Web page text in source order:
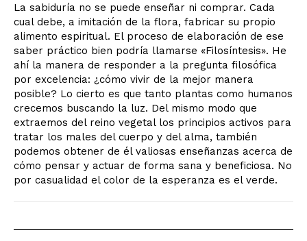
La sabiduría no se puede enseñar ni comprar. Cada
cual debe, a imitación de la flora, fabricar su propio
alimento espiritual. El proceso de elaboración de ese
saber práctico bien podría llamarse «Filosíntesis». He
ahí la manera de responder a la pregunta filosófica
por excelencia: ¿cómo vivir de la mejor manera
posible? Lo cierto es que tanto plantas como humanos
crecemos buscando la luz. Del mismo modo que
extraemos del reino vegetal los principios activos para
tratar los males del cuerpo y del alma, también
podemos obtener de él valiosas enseñanzas acerca de
cómo pensar y actuar de forma sana y beneficiosa. No
por casualidad el color de la esperanza es el verde.